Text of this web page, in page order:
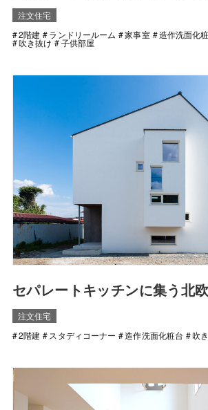
注文住宅
2階建
ランドリールーム 家事室 造作洗面化
吹き抜け 子供部屋
セパレートキッチンに集う北
注文住宅
2階建
スタディコーナー 造作洗面化粧台 吹